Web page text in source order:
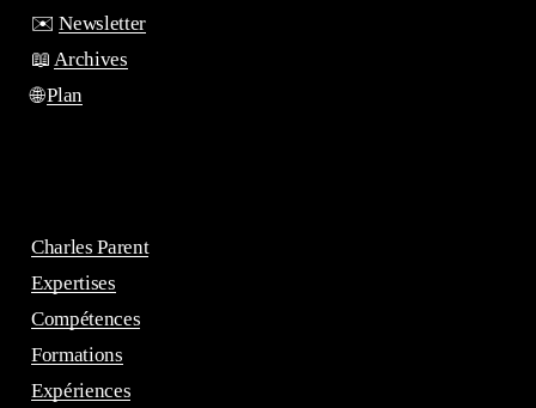
✉️Newsletter
📖 Archives
🌐Plan
Charles Parent
Expertises
Compétences
Formations
Expériences